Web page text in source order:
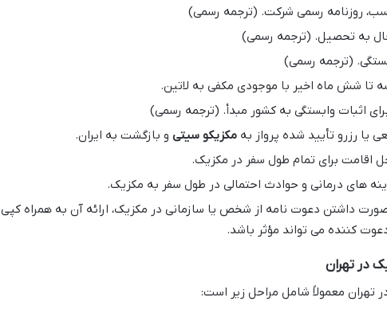
روزنامه رسمی شرکت. (ترجمه رسمی)
به تحصیل. (ترجمه رسمی)
(ترجمه رسمی)
شش ماه اخیر با موجودی مکفی به لاتین.
اثبات وابستگی به کشور مبدأ. (ترجمه رسمی)
یا رزرو تأیید شده پرواز بهمکزیکو سیتی و بازگشت به ایران.
اقامت برای تمام طول سفر در مکزیک.
های درمانی و حوادث احتمالی در طول سفر به مکزیک.
داشتن دعوت نامه از شخص یا سازمانی در مکزیک، ارائه آن به همراه کپی
کننده می تواند مؤثر باشد.
در تهران
تهران معمولاً شامل مراحل زیر است: